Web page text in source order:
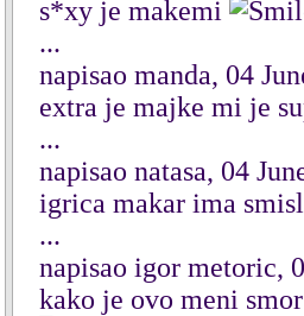
s*xy je makemi
...
napisao manda, 04
extra je majke mi je
...
napisao natasa, 04
igrica makar ima
...
napisao igor metoric,
kako je ovo meni